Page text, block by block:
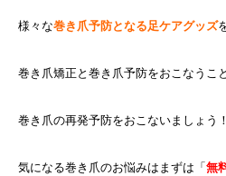
様々な巻き爪予防となる足ケアグッズ
巻き爪矯正と巻き爪予防をおこなうこ
巻き爪の再発予防をおこないましょう！
気になる巻き爪のお悩みはまずは「 無